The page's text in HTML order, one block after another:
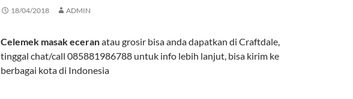
18/04/2018 ADMIN
Celemek masak eceranatau grosir bisa anda dapatkan di Craftdale,
tinggal chat/call 085881986788 untuk info lebih lanjut, bisa kirim ke
berbagai kota di Indonesia